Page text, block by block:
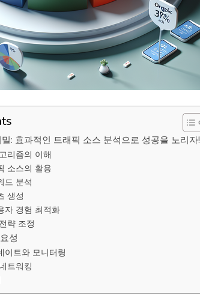
: 효과적인 트래픽 소스 분석으로 성공을 노리자!
리즘의 이해
소스의 활용
드 분석
생성
자 경험 최적화
략 조정
성
이트와 모니터링
트워킹